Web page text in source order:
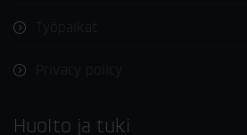
Työpaikat
Huolto ja tuki